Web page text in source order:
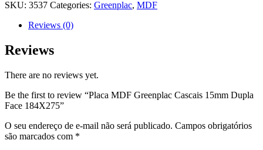
SKU: 3537 Categories: Greenplac, MDF
Reviews (0)
Reviews
There are no reviews yet.
Be the first to review “Placa MDF Greenplac Cascais 15mm Dupla
Face 184X275”
O seu endereço de e-mail não será publicado. Campos obrigatórios
são marcados com *